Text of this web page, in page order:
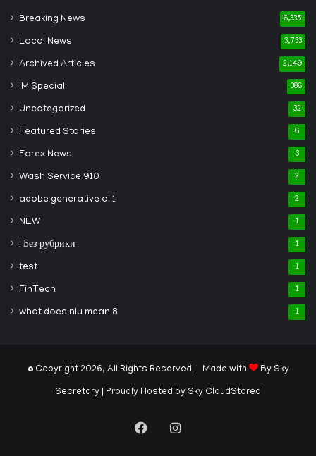
Breaking News 6,335
Local News 3,733
Archived Articles 2,149
IM Special 386
Uncategorized 32
Featured Stories 6
Forex News 3
Wash Service 910 2
adobe generative ai 1 2
NEW 1
! Без рубрики 1
test 1
FinTech 1
what does nlu mean 8 1
© Copyright 2026, All Rights Reserved | Made with By Sky
Secretary | Proudly Hosted by Sky CloudStored
FacebookInstagram